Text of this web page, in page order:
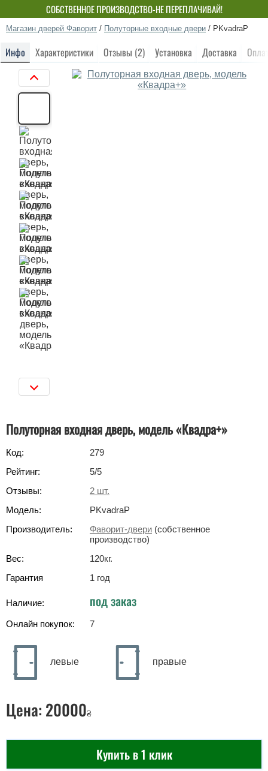
СОБСТВЕННОЕ ПРОИЗВОДСТВО-НЕ ПЕРЕПЛАЧИВАЙ!
Магазин дверей Фаворит / Полуторные входные двери / PKvadraP
Инфо Характеристики Отзывы (2) Установка Доставка
Полуторная входная дверь, модель «Квадра+»
Код:
279
Рейтинг:
5/5
Отзывы:
2 шт.
Модель:
PKvadraP
Производитель:
Фаворит-двери (собственное
производство)
Вес:
120кг.
Гарантия
1 год
Наличие: под заказ
Онлайн покупок: 7
левые правые
Цена: 20000₴
Купить в 1 клик